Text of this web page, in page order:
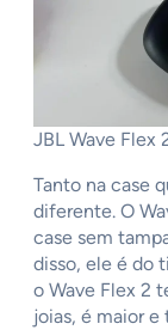
JBL Wave Flex
Tanto na case
diferente. O
case sem
disso, ele é do
o Wave Flex 2
joias, é maior